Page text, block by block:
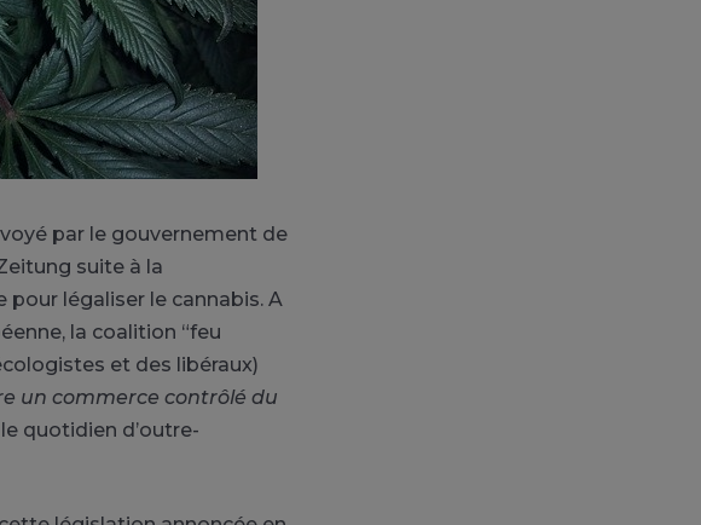
par le gouvernement de
suite à la
pour légaliser le cannabis. A
, la coalition “feu
et des libéraux)
un commerce contrôlé du
le quotidien d’outre-